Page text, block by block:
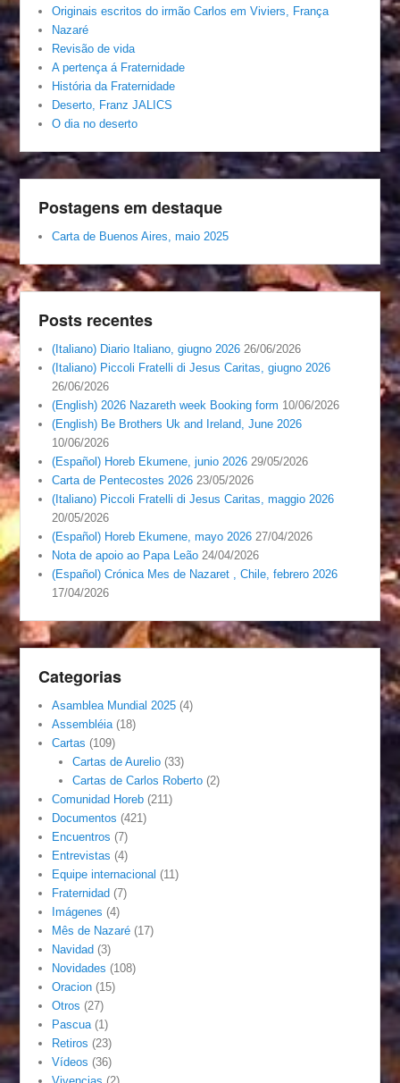
Originais escritos do irmão Carlos em Viviers, França
Nazaré
Revisão de vida
A pertença á Fraternidade
História da Fraternidade
Deserto, Franz JALICS
O dia no deserto
Postagens em destaque
Carta de Buenos Aires, maio 2025
Posts recentes
(Italiano) Diario Italiano, giugno 2026 26/06/2026
(Italiano) Piccoli Fratelli di Jesus Caritas, giugno 2026
26/06/2026
(English) 2026 Nazareth week Booking form 10/06/2026
(English) Be Brothers Uk and Ireland, June 2026
10/06/2026
(Español) Horeb Ekumene, junio 2026 29/05/2026
Carta de Pentecostes 2026 23/05/2026
(Italiano) Piccoli Fratelli di Jesus Caritas, maggio 2026
20/05/2026
(Español) Horeb Ekumene, mayo 2026 27/04/2026
Nota de apoio ao Papa Leão 24/04/2026
(Español) Crónica Mes de Nazaret , Chile, febrero 2026
17/04/2026
Categorias
Asamblea Mundial 2025 (4)
Assembléia (18)
Cartas (109)
Cartas de Aurelio(33)
Cartas de Carlos Roberto(2)
Comunidad Horeb (211)
Documentos (421)
Encuentros (7)
Entrevistas (4)
Equipe internacional (11)
Fraternidad (7)
Imágenes (4)
Mês de Nazaré (17)
Navidad (3)
Novidades (108)
Oracion (15)
Otros (27)
Pascua (1)
Retiros (23)
Vídeos (36)